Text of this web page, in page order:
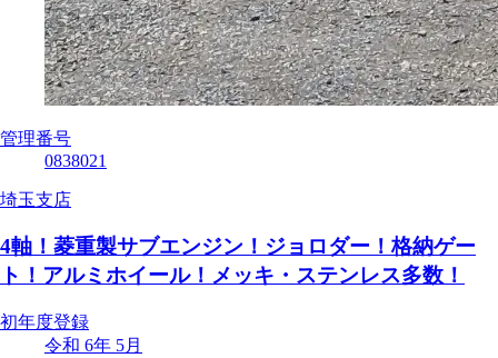
管理番号
0838021
埼玉支店
4軸！菱重製サブエンジン！ジョロダー！格納ゲー
ト！アルミホイール！メッキ・ステンレス多数！
初年度登録
令和 6年 5月